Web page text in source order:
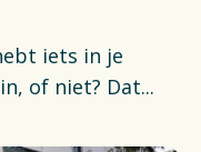
iets in je
of niet? Dat...